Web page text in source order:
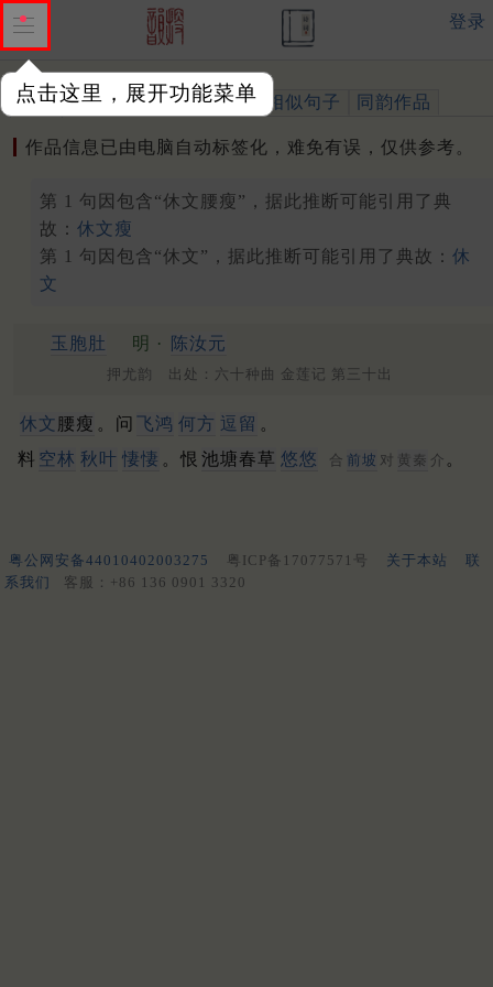
点击这里，展开功能菜单
登录
作品 标注四声 出处、引用 相似句子 同韵作品
作品信息已由电脑自动标签化，难免有误，仅供参考。
第 1 句因包含“休文腰瘦”，据此推断可能引用了典
故： 休文瘦
第 1 句因包含“休文”，据此推断可能引用了典故： 休
文
玉胞肚 明 · 陈汝元
押尤韵 出处：六十种曲 金莲记 第三十出
休文 腰瘦 。问 飞鸿 何方 逗留 。
料 空林 秋叶 悽悽 。恨 池塘春草 悠悠 合 前坡 对 黄秦 介 。
粤公网安备44010402003275 粤ICP备17077571号 关于本站
联
系我们
客服：+86 136 0901 3320